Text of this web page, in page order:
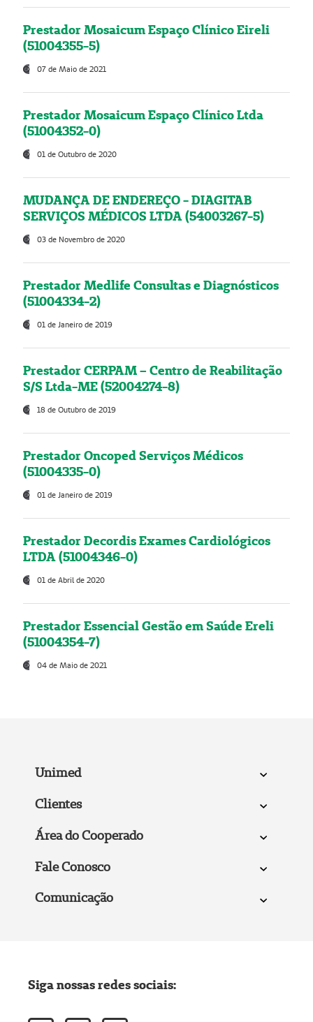
Prestador Mosaicum Espaço Clínico Eireli
(51004355-5)
07 de Maio de 2021
Prestador Mosaicum Espaço Clínico Ltda
(51004352-0)
01 de Outubro de 2020
MUDANÇA DE ENDEREÇO - DIAGITAB
SERVIÇOS MÉDICOS LTDA (54003267-5)
03 de Novembro de 2020
Prestador Medlife Consultas e Diagnósticos
(51004334-2)
01 de Janeiro de 2019
Prestador CERPAM – Centro de Reabilitação
S/S Ltda-ME (52004274-8)
18 de Outubro de 2019
Prestador Oncoped Serviços Médicos
(51004335-0)
01 de Janeiro de 2019
Prestador Decordis Exames Cardiológicos
LTDA (51004346-0)
01 de Abril de 2020
Prestador Essencial Gestão em Saúde Ereli
(51004354-7)
04 de Maio de 2021
Unimed
Clientes
Área do Cooperado
Fale Conosco
Comunicação
Siga nossas redes sociais: